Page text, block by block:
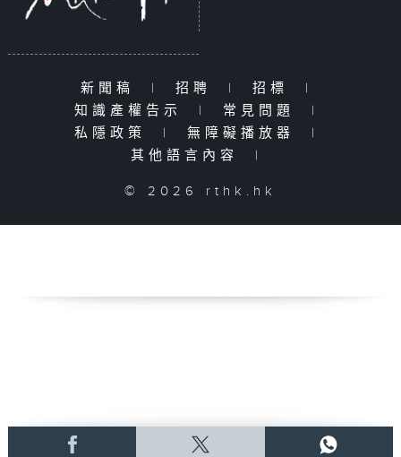
新聞稿 | 招聘 | 招標
|
知識產權告示
| 常見問題
|
私隱政策
| 無障礙播放器
|
其他語言內容
|
© 2026 rthk.hk